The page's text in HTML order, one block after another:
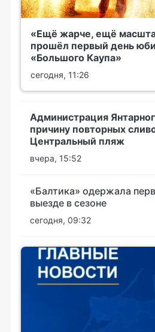
«Ещё жарче, ещё
прошёл первый день
«Большого Каупа»
сегодня, 11:26
Администрация
причину повторных
Центральный пляж
вчера, 15:52
«Балтика» одержала
выезде в сезоне
сегодня, 09:32